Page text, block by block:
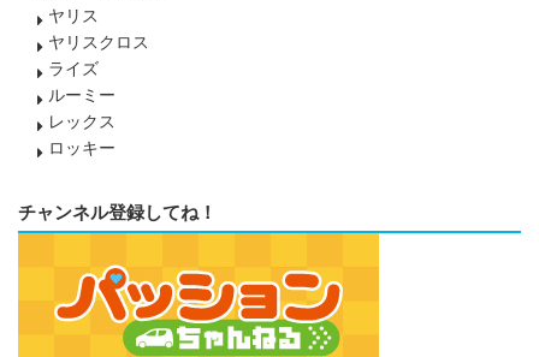
ヤリス
ヤリスクロス
ライズ
ルーミー
レックス
ロッキー
チャンネル登録してね！